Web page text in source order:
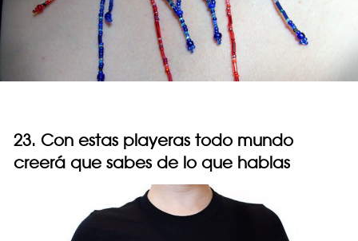
23. Con estas playeras todo mundo
creerá que sabes de lo que hablas